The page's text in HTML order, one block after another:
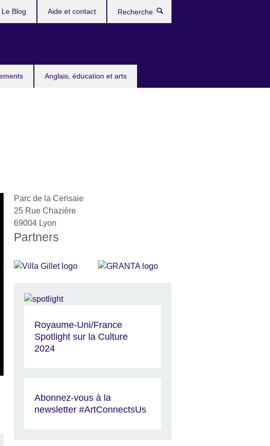
Anglais, éducation et arts
Le Blog Aide et contact
Parc de la Cerisaie
25 Rue Chazière
69004 Lyon
Partners
Royaume-Uni/France
Spotlight sur la Culture
2024
Abonnez-vous à la
newsletter #ArtConnectsUs